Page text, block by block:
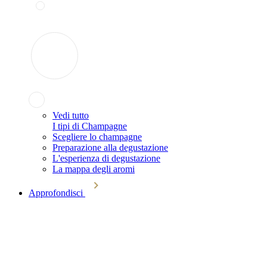
Vedi tutto
I tipi di Champagne
Scegliere lo champagne
Preparazione alla degustazione
L'esperienza di degustazione
La mappa degli aromi
Approfondisci